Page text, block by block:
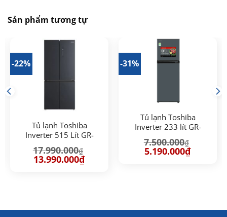
Sản phẩm tương tự
-22%
Tủ lạnh Toshiba
Inverter 515 Lít GR-
17.990.000₫
Giá
gốc
13.990.000₫Giá
-31%
Tủ lạnh Toshiba
Inverter 233 lít GR-
7.500.000₫
Giá
gốc
5.190.000₫Giá